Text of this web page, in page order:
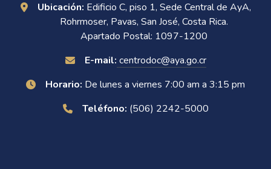
Ubicación: Edificio C, piso 1, Sede Central de AyA,
Rohrmoser, Pavas, San José, Costa Rica.
Apartado Postal: 1097-1200
E-mail: centrodoc@aya.go.cr
Horario: De lunes a viernes 7:00 am a 3:15 pm
Teléfono: (506) 2242-5000